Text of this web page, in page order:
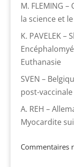
M. FLEMING
la science et
K. PAVELEK –
Euthanasie
SVEN –
post-
A. REH –
Myocardite
Commentaires